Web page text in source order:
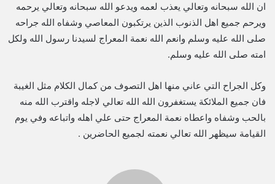
ان الله سبحانه وتعالي يعذب لعمه ويدعو الله سبحانه وتعالي يرحمه
ويرحم جميع اهل الذنوب الذين يرتكبون المعاصي وشفاه الله جراحه
صلى الله عليه وسلم وانعم الله نعمة المعراج لسيدنا رسول الله ولكل
امته صلى الله عليه وسلم.
وكل الجراح التي عاني منها اهل التصوف من كمال الكلام مثل الغيبة
فان جميع الملائكة يستغفرون الله الله تعالي لاجله واقترب الله منه
بالحب وشفاه واعطاه نعمة المعراج حتى علي اهله واتباعه وفي يوم
القيامة سيظهر الله تعالي نعمته لجميع الحاضرين .